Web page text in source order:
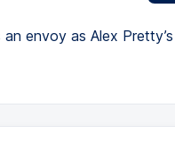
envoy as Alex